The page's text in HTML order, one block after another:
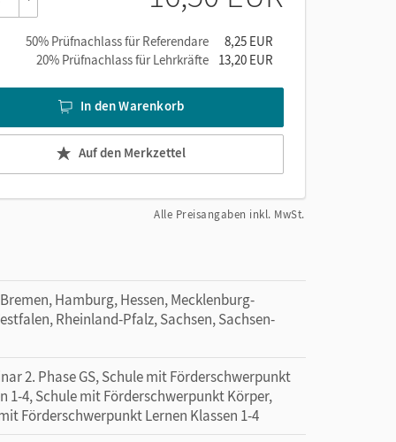
50% Prüfnachlass für Referendare
8,25 EUR
20% Prüfnachlass für Lehrkräfte
13,20 EUR
In den Warenkorb
Auf den Merkzettel
Alle Preisangaben inkl. MwSt.
Hamburg, Hessen, Mecklenburg-
Rheinland-Pfalz, Sachsen, Sachsen-
2. Phase GS, Schule mit Förderschwerpunkt
1-4, Schule mit Förderschwerpunkt Körper,
Förderschwerpunkt Lernen Klassen 1-4